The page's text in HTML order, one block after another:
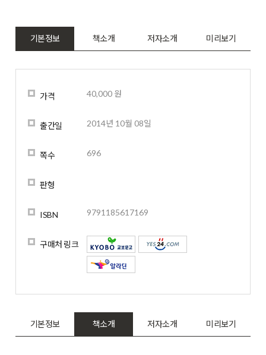
기본정보 책소개 저자소개 미리보기
가격 40,000 원
출간일 2014년 10월 08일
쪽수 696
판형
ISBN 9791185617169
구매처 링크
기본정보 책소개 저자소개 미리보기